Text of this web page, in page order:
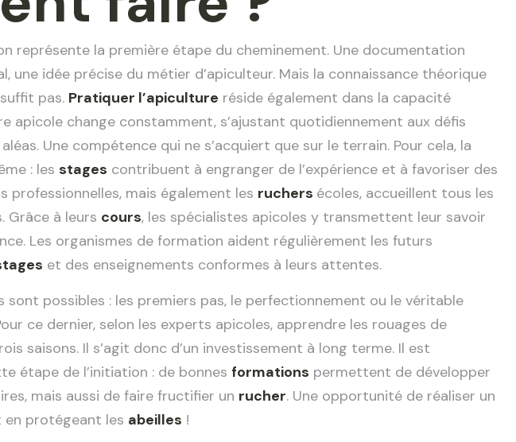
représente la première étape du cheminement. Une documentation
une idée précise du métier d’apiculteur. Mais la connaissance théorique
pas. Pratiquer l’apiculture réside également dans la capacité
apicole change constamment, s’ajustant quotidiennement aux défis
Une compétence qui ne s’acquiert que sur le terrain. Pour cela, la
: lesstages contribuent à engranger de l’expérience et à favoriser des
professionnelles, mais également les ruchers écoles, accueillent tous les
Grâce à leurs cours, les spécialistes apicoles y transmettent leur savoir
Les organismes de formation aident régulièrement les futurs
et des enseignements conformes à leurs attentes.
sont possibles : les premiers pas, le perfectionnement ou le véritable
ce dernier, selon les experts apicoles, apprendre les rouages de
saisons. Il s’agit donc d’un investissement à long terme. Il est
étape de l’initiation : de bonnes formations permettent de développer
mais aussi de faire fructifier un rucher. Une opportunité de réaliser un
protégeant les abeilles !